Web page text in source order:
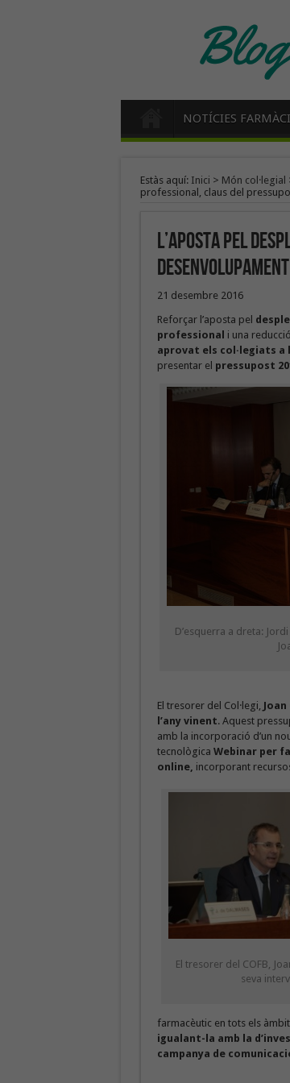
NOTÍCIES
Estàs aquí: Inici > Món col·legial
professional, claus del
L’aposta pel
21 desembre 2016
Reforçar l’aposta pel
professional i una
aprovat els col·legiats a
presentar el pressupost
D’esquerra a dreta:
El tresorer del Col·legi, Joan
l’any vinent. Aquest
amb la incorporació d’un
tecnològica Webinar per
online, incorporant
El tresorer del COFB,
seva
farmacèutic en tots els
igualant-la amb la
campanya de